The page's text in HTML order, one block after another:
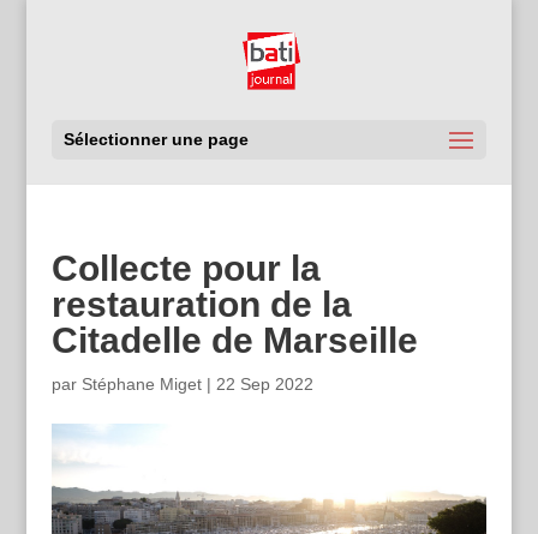
Sélectionner une page
Collecte pour la
restauration de la
Citadelle de Marseille
par Stéphane Miget| 22 Sep 2022